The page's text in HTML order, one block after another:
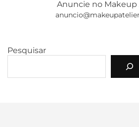
Anuncie no Makeup
Pesquisar